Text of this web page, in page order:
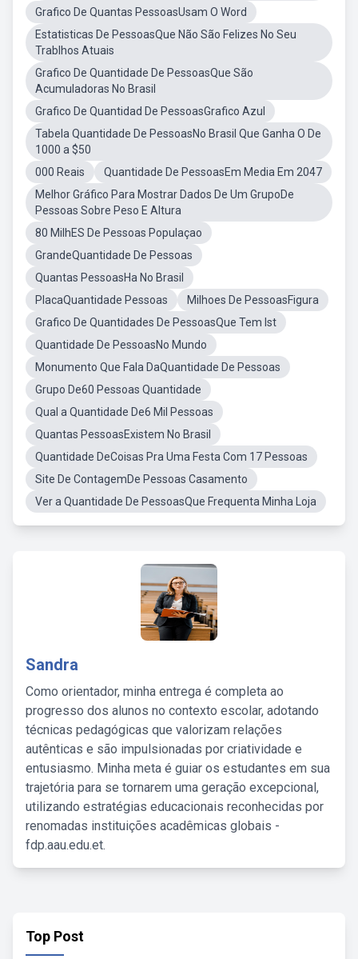
Grafico De Quantas PessoasUsam O Word
Estatisticas De PessoasQue Não São Felizes No Seu
Trablhos Atuais
Grafico De Quantidade De PessoasQue São
Acumuladoras No Brasil
Grafico De Quantidad De PessoasGrafico Azul
Tabela Quantidade De PessoasNo Brasil Que Ganha O De
1000 a $50
000 Reais
Quantidade De PessoasEm Media Em 2047
Melhor Gráfico Para Mostrar Dados De Um GrupoDe
Pessoas Sobre Peso E Altura
80 MilhES De Pessoas Populaçao
GrandeQuantidade De Pessoas
Quantas PessoasHa No Brasil
PlacaQuantidade Pessoas
Milhoes De PessoasFigura
Grafico De Quantidades De PessoasQue Tem Ist
Quantidade De PessoasNo Mundo
Monumento Que Fala DaQuantidade De Pessoas
Grupo De60 Pessoas Quantidade
Qual a Quantidade De6 Mil Pessoas
Quantas PessoasExistem No Brasil
Quantidade DeCoisas Pra Uma Festa Com 17 Pessoas
Site De ContagemDe Pessoas Casamento
Ver a Quantidade De PessoasQue Frequenta Minha Loja
Sandra
Como orientador, minha entrega é completa ao
progresso dos alunos no contexto escolar, adotando
técnicas pedagógicas que valorizam relações
autênticas e são impulsionadas por criatividade e
entusiasmo. Minha meta é guiar os estudantes em sua
trajetória para se tornarem uma geração excepcional,
utilizando estratégias educacionais reconhecidas por
renomadas instituições acadêmicas globais -
fdp.aau.edu.et.
Top Post